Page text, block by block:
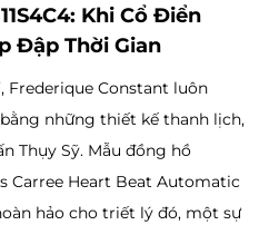
Khi Cổ Điển
Đập Thời Gian
Frederique Constant luôn
những thiết kế thanh lịch,
Thụy Sỹ. Mẫu đồng hồ
Carree Heart Beat Automatic
hảo cho triết lý đó, một sự